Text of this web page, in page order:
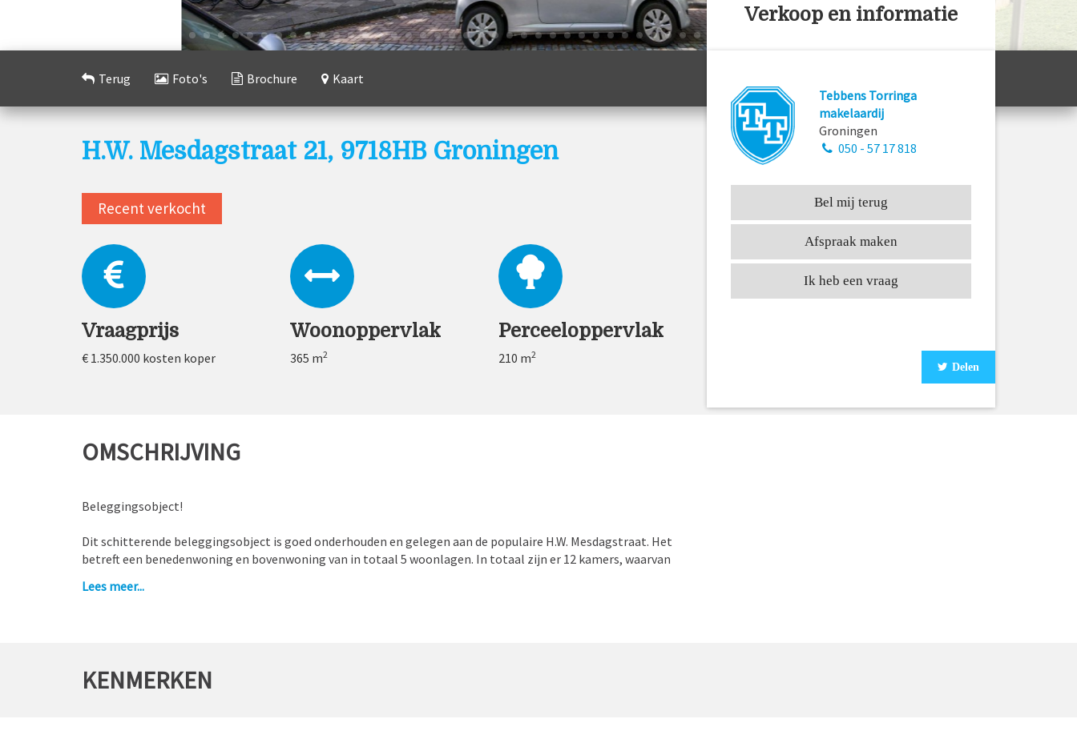
Terug Foto's Brochure Kaart
Verkoop en informatie
Tebbens Torringa
makelaardij
Groningen
050 - 57 17 818
Bel mij terug
Afspraak maken
Ik heb een vraag
Delen
H.W. Mesdagstraat 21, 9718HB Groningen
Recent verkocht
Vraagprijs
€ 1.350.000 kosten koper
Woonoppervlak
365 m2
Perceeloppervlak
210 m2
OMSCHRIJVING
Beleggingsobject!
Dit schitterende beleggingsobject is goed onderhouden en gelegen aan de populaire H.W. Mesdagstraat. Het
betreft een benedenwoning en bovenwoning van in totaal 5 woonlagen. In totaal zijn er 12 kamers, waarvan
goed formaat.
Op de begane grond zijn 2 kamers, een toilet en keuken van 9m². De slaapkamers zijn respectievelijk 21m² en
Lees meer...
KENMERKEN